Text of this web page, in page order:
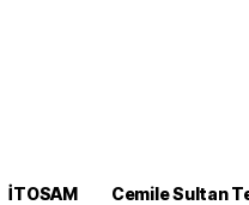
İTOSAM Cemile Sultan